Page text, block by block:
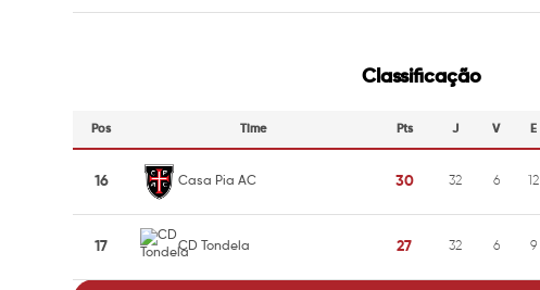
Classificação
Pos Time Pts J V E
16 Casa Pia AC 30 32 6 12
17 CD Tondela 27 32 6 9